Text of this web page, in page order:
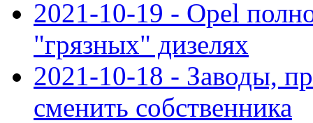
2021-10-19 - Opel
"грязных" дизелях
2021-10-18 - Заводы,
сменить собственника